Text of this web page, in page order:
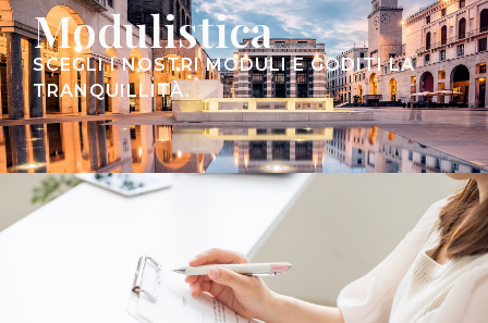
Modulistica
SCEGLI I NOSTRI MODULI E GODITI LA
TRANQUILLITÀ.